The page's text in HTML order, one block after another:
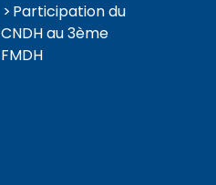
Participation du
CNDH au 3ème
FMDH